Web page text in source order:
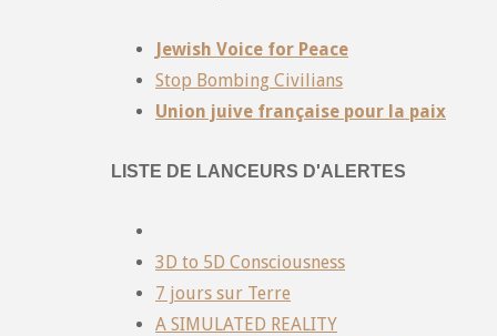
Jewish Voice for Peace
Stop Bombing Civilians
Union juive française pour la paix
LISTE DE LANCEURS D'ALERTES
3D to 5D Consciousness
7 jours sur Terre
A SIMULATED REALITY